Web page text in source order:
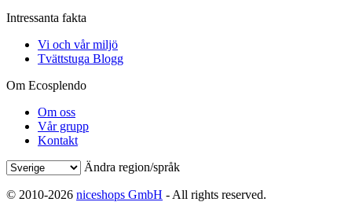
Intressanta fakta
Vi och vår miljö
Tvättstuga Blogg
Om Ecosplendo
Om oss
Vår grupp
Kontakt
Ändra region/språk
© 2010-2026 niceshops GmbH - All rights reserved.